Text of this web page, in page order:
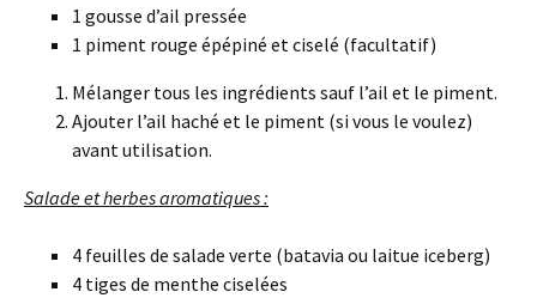
1 gousse d’ail pressée
1 piment rouge épépiné et ciselé (facultatif)
Mélanger tous les ingrédients sauf l’ail et le piment.
Ajouter l’ail haché et le piment (si vous le voulez)
avant utilisation.
Salade et herbes aromatiques :
4 feuilles de salade verte (batavia ou laitue iceberg)
4 tiges de menthe ciselées